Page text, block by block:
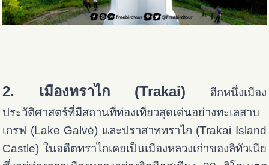
2. เมืองทราไก (Trakai)
อีกหนึ่งเมือง
ประวัติศาสตร์ที่มีสถานที่ท่องเที่ยวสุดเด่นอย่างทะเลสาบ
เกรฟ (Lake Galvė) และปราสาททราไก (Trakai Island
Castle) ในอดีตทราไกเคยเป็นเมืองหลวงเก่าของลิทัวเนีย